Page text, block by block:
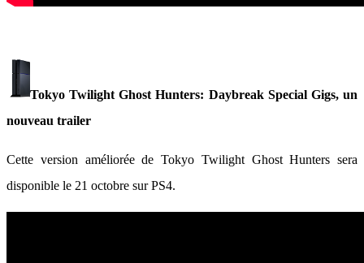
Tokyo Twilight Ghost Hunters: Daybreak Special Gigs, un
nouveau trailer
Cette version améliorée de Tokyo Twilight Ghost Hunters sera
disponible le 21 octobre sur PS4.